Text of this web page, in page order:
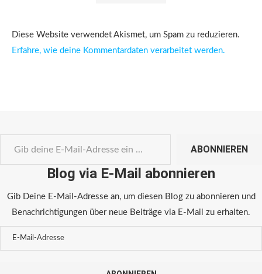
Diese Website verwendet Akismet, um Spam zu reduzieren.
Erfahre, wie deine Kommentardaten verarbeitet werden.
ABONNIEREN
Blog via E-Mail abonnieren
Gib Deine E-Mail-Adresse an, um diesen Blog zu abonnieren und
Benachrichtigungen über neue Beiträge via E-Mail zu erhalten.